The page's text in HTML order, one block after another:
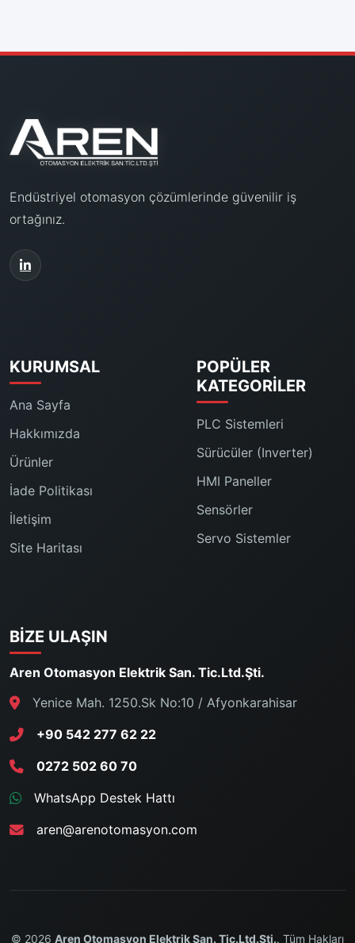
Endüstriyel otomasyon çözümlerinde güvenilir iş
ortağınız.
KURUMSAL
Ana Sayfa
Hakkımızda
Ürünler
İade Politikası
İletişim
Site Haritası
POPÜLER
KATEGORILER
PLC Sistemleri
Sürücüler (Inverter)
HMI Paneller
Sensörler
Servo Sistemler
BIZE ULAŞIN
Aren Otomasyon Elektrik San. Tic.Ltd.Şti.
Yenice Mah. 1250.Sk No:10 / Afyonkarahisar
+90 542 277 62 22
0272 502 60 70
WhatsApp Destek Hattı
aren@arenotomasyon.com
© 2026 Aren Otomasyon Elektrik San. Tic.Ltd.Şti.. Tüm Hakları